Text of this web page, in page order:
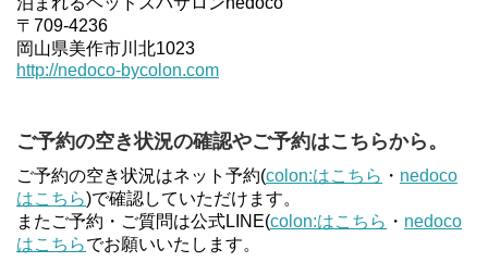
〒709-4236
岡山県美作市川北1023
http://nedoco-bycolon.com
ご予約の空き状況の確認やご予約はこちらから。
ご予約の空き状況はネット予約(colon:はこちら ・ nedoco
はこちら)で確認していただけます。
またご予約・ご質問は公式LINE(colon:はこちら ・ nedoco
はこちらでお願いいたします。